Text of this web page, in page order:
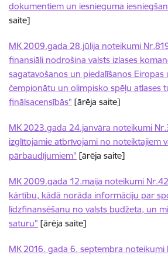
dokumentiem un iesnieguma
saite]
MK 2009.gada 28.jūlija noteikumi
finansiāli nodrošina valsts izlases
sagatavošanos un piedalīšanos Eiropas
čempionātu un olimpisko spēļu atlases
finālsacensībās" [ārēja saite]
MK 2023.gada 24.janvāra noteikumi
izglītojamie atbrīvojami no noteiktajiem
pārbaudījumiem" [ārēja saite]
MK 2009.gada 12.maija noteikumi
kārtību, kādā norāda informāciju par
līdzfinansēšanu no valsts budžeta, un
saturu" [ārēja saite]
MK 2016. gada 6. septembra noteikumi